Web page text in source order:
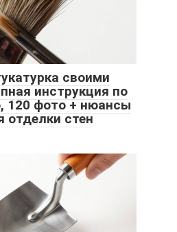
своими
инструкция по
120 фото + нюансы
отделки стен